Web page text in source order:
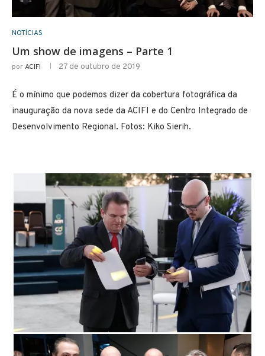
NOTÍCIAS
Um show de imagens – Parte 1
porACIFI 27 de outubro de 2019
É o mínimo que podemos dizer da cobertura fotográfica da
inauguração da nova sede da ACIFI e do Centro Integrado de
Desenvolvimento Regional. Fotos: Kiko Sierih.